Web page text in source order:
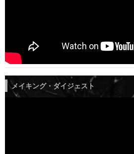
メイキング・ダイジェスト